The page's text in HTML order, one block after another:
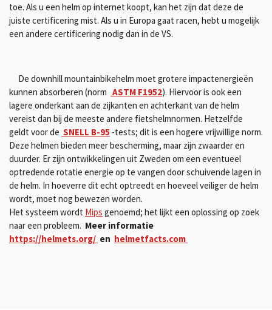
toe. Als u een helm op internet koopt, kan het zijn dat deze de
juiste certificering mist. Als u in Europa gaat racen, hebt u mogelijk
een andere certificering nodig dan in de VS.
De downhill mountainbikehelm moet grotere impactenergieën
kunnen absorberen (norm ASTM F1952). Hiervoor is ook een
lagere onderkant aan de zijkanten en achterkant van de helm
vereist dan bij de meeste andere fietshelmnormen. Hetzelfde
geldt voor de SNELL B-95 -tests; dit is een hogere vrijwillige norm.
Deze helmen bieden meer bescherming, maar zijn zwaarder en
duurder. Er zijn ontwikkelingen uit Zweden om een eventueel
optredende rotatie energie op te vangen door schuivende lagen in
de helm. In hoeverre dit echt optreedt en hoeveel veiliger de helm
wordt, moet nog bewezen worden.
Het systeem wordt Mips genoemd; het lijkt een oplossing op zoek
naar een probleem. Meer informatie
https://helmets.org/ en helmetfacts.com